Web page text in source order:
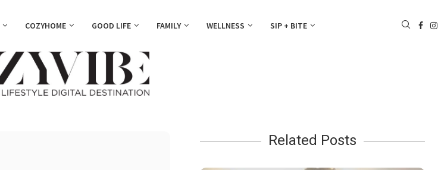
COZYHOME GOOD LIFE FAMILY WELLNESS SIP + BITE
Related Posts